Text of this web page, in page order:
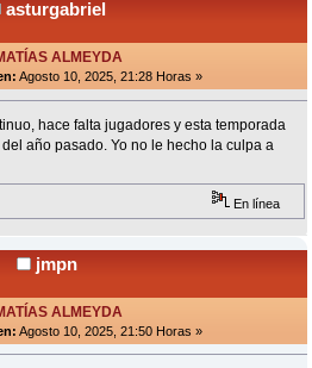
asturgabriel
ALMEYDA
Agosto 10, 2025, 21:28 Horas »
hace falta jugadores y esta temporada
año pasado. Yo no le hecho la culpa a
En línea
jmpn
ALMEYDA
Agosto 10, 2025, 21:50 Horas »